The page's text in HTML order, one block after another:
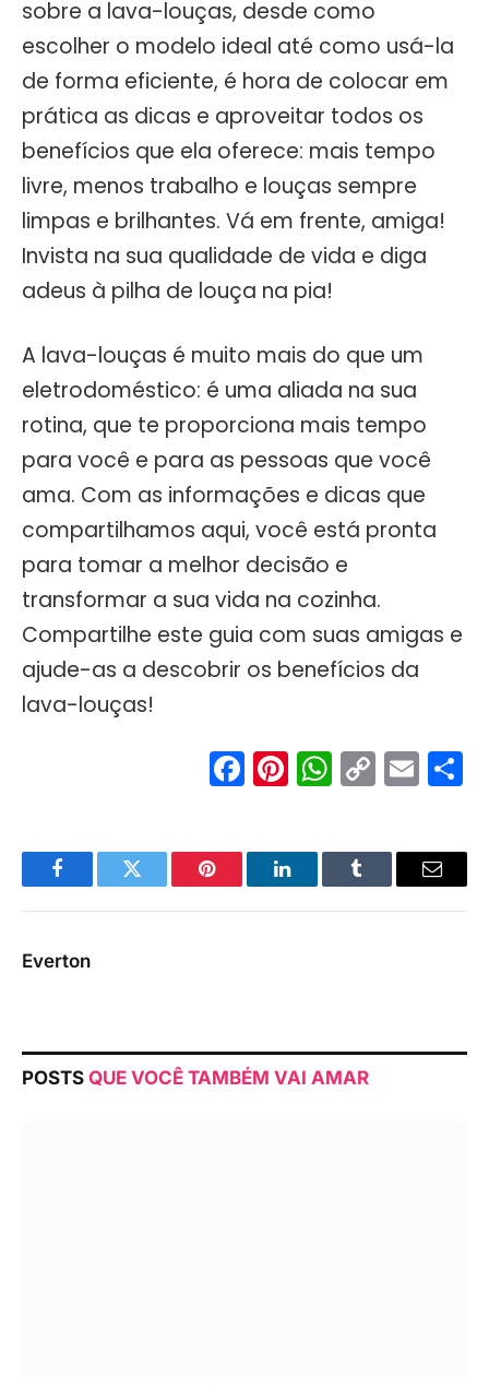
sobre a lava-louças, desde como
escolher o modelo ideal até como usá-la
de forma eficiente, é hora de colocar em
prática as dicas e aproveitar todos os
benefícios que ela oferece: mais tempo
livre, menos trabalho e louças sempre
limpas e brilhantes. Vá em frente, amiga!
Invista na sua qualidade de vida e diga
adeus à pilha de louça na pia!
A lava-louças é muito mais do que um
eletrodoméstico: é uma aliada na sua
rotina, que te proporciona mais tempo
para você e para as pessoas que você
ama. Com as informações e dicas que
compartilhamos aqui, você está pronta
para tomar a melhor decisão e
transformar a sua vida na cozinha.
Compartilhe este guia com suas amigas e
ajude-as a descobrir os benefícios da
lava-louças!
Facebook
Pinterest
Copy
FacebookTwitter Pinterest LinkedInTumblr Email
Everton
POSTS QUE VOCÊ TAMBÉM VAI AMAR